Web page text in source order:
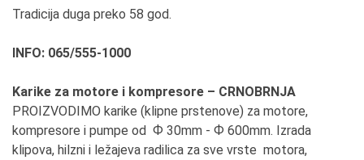
Tradicija duga preko 58 god.
INFO: 065/555-1000
Karike za motore i kompresore – CRNOBRNJA
PROIZVODIMO karike (klipne prstenove) za motore,
kompresore i pumpe od Ф 30mm - Ф 600mm. Izrada
klipova, hilzni i ležajeva radilica za sve vrste motora,